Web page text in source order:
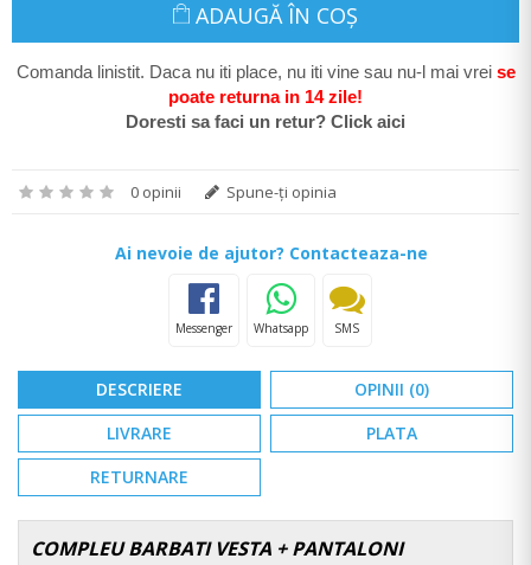
ADAUGĂ ÎN COŞ
Comanda linistit. Daca nu iti place, nu iti vine sau nu-l mai vrei se
poate returna in 14 zile!
Doresti sa faci un retur? Click aici
0 opinii Spune-ţi opinia
Ai nevoie de ajutor? Contacteaza-ne
Messenger Whatsapp SMS
DESCRIERE
OPINII (0)
LIVRARE
PLATA
RETURNARE
COMPLEU BARBATI VESTA + PANTALONI